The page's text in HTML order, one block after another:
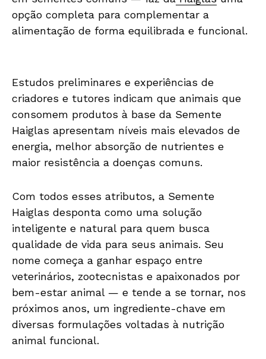
opção completa para complementar a
alimentação de forma equilibrada e funcional.
Estudos preliminares e experiências de
criadores e tutores indicam que animais que
consomem produtos à base da Semente
Haiglas apresentam níveis mais elevados de
energia, melhor absorção de nutrientes e
maior resistência a doenças comuns.
Com todos esses atributos, a Semente
Haiglas desponta como uma solução
inteligente e natural para quem busca
qualidade de vida para seus animais. Seu
nome começa a ganhar espaço entre
veterinários, zootecnistas e apaixonados por
bem-estar animal — e tende a se tornar, nos
próximos anos, um ingrediente-chave em
diversas formulações voltadas à nutrição
animal funcional.